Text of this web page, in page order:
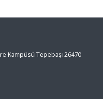
Kampüsü Tepebaşı 26470